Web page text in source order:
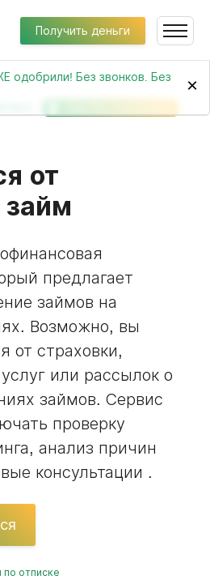
одобрили! Без звонков. Без
×
Получить деньги
от
займ
предлагает
займов на
Возможно, вы
от страховки,
или рассылок о
займов. Сервис
проверку
анализ причин
консультации .
по отписке